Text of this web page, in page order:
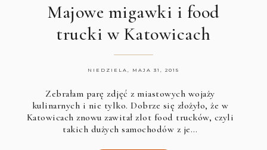
Majowe migawki i food
trucki w Katowicach
NIEDZIELA, MAJA 31, 2015
Zebrałam parę zdjęć z miastowych wojaży
kulinarnych i nie tylko. Dobrze się złożyło, że w
Katowicach znowu zawitał zlot food trucków, czyli
takich dużych samochodów z je…